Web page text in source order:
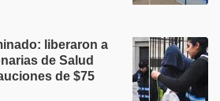
liberaron a
de Salud
de $75